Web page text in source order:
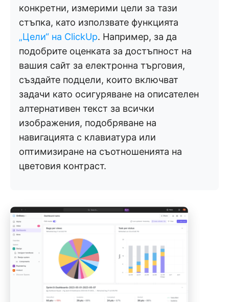
конкретни, измерими цели за тази
стъпка, като използвате функцията
„Цели“ на ClickUp. Например, за да
подобрите оценката за достъпност на
вашия сайт за електронна търговия,
създайте подцели, които включват
задачи като осигуряване на описателен
алтернативен текст за всички
изображения, подобряване на
навигацията с клавиатура или
оптимизиране на съотношенията на
цветовия контраст.